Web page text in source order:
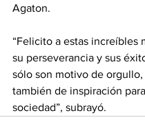
Agaton.
“Felicito a estas increíbles
su perseverancia y sus
sólo son motivo de orgullo,
también de inspiración
sociedad”, subrayó.